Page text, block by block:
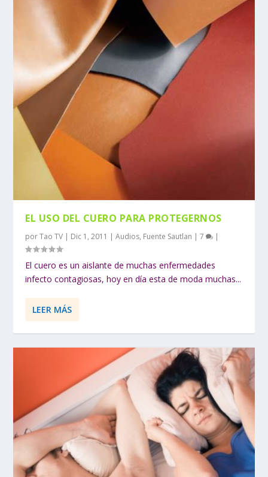
EL USO DEL CUERO PARA PROTEGERNOS
porTao TV | Dic 1, 2011 |Audios, Fuente Sautlan |7 |
El cuero es un aislante de muchas enfermedades
infecto contagiosas, hoy en día esta de moda muchas...
LEER MÁS